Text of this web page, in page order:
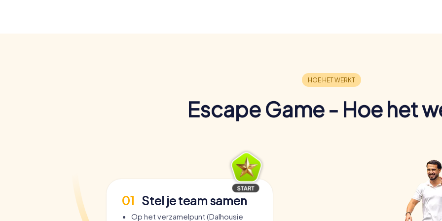
Escape Game - Hoe het
01 Stel je team samen
Op het verzamelpunt (Dalhousie